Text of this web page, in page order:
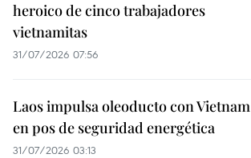
heroico de cinco trabajadores
vietnamitas
31/07/2026 07:56
Laos impulsa oleoducto con Vietnam
en pos de seguridad energética
31/07/2026 03:13